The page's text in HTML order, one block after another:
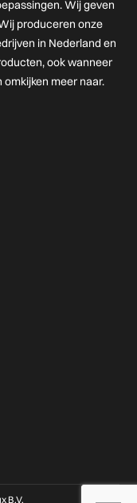
Wij geven
produceren onze
in Nederland en
ook wanneer
omkijken meer naar.
B.V.